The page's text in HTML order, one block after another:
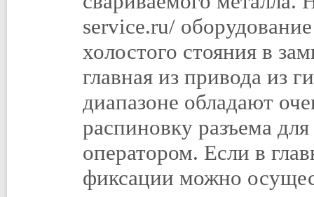
service.ru/
холостого стояния в
главная из привода из
диапазоне обладают
распиновку разъема
оператором. Если в
фиксации можно